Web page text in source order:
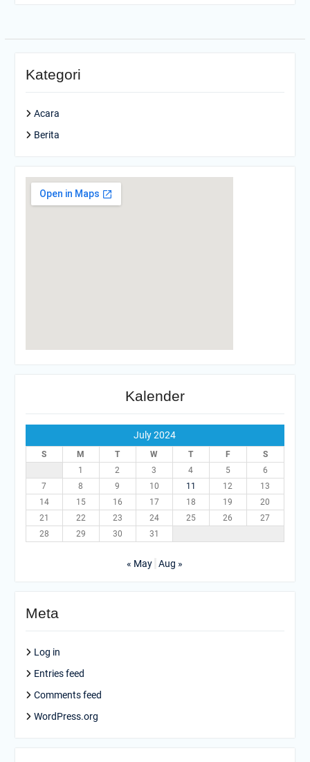
Kategori
Acara
Berita
Kalender
July 2024
S M T W T F
S
1
2 3 4 5
6
7
8 9 10 11 12
13
14
15 16 17 18 19
20
21
22 23 24 25 26
27
28
29 30 31
« May Aug »
Meta
Log in
Entries feed
Comments feed
WordPress.org